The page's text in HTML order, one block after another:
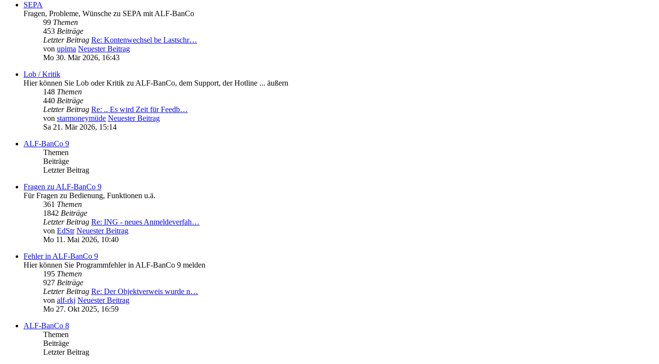
SEPA
Fragen, Probleme, Wünsche zu SEPA mit ALF-BanCo
99 Themen
453 Beiträge
Letzter Beitrag Re: Kontenwechsel be Lastschr…
von upima Neuester Beitrag
Mo 30. Mär 2026, 16:43
Lob / Kritik
Hier können Sie Lob oder Kritik zu ALF-BanCo, dem Support, der Hotline ... äußern
148 Themen
440 Beiträge
Letzter Beitrag Re: .. Es wird Zeit für Feedb…
von starmoneymüde Neuester Beitrag
Sa 21. Mär 2026, 15:14
ALF-BanCo 9
Themen
Beiträge
Letzter Beitrag
Fragen zu ALF-BanCo 9
Für Fragen zu Bedienung, Funktionen u.ä.
361 Themen
1842 Beiträge
Letzter Beitrag Re: ING - neues Anmeldeverfah…
von EdStr Neuester Beitrag
Mo 11. Mai 2026, 10:40
Fehler in ALF-BanCo 9
Hier können Sie Programmfehler in ALF-BanCo 9 melden
195 Themen
927 Beiträge
Letzter Beitrag Re: Der Objektverweis wurde n…
von alf-rkj Neuester Beitrag
Mo 27. Okt 2025, 16:59
ALF-BanCo 8
Themen
Beiträge
Letzter Beitrag